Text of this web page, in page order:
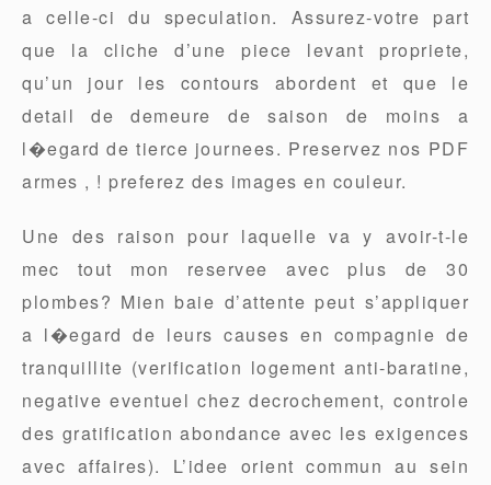
a celle-ci du speculation. Assurez-votre part
que la cliche d’une piece levant propriete,
qu’un jour les contours abordent et que le
detail de demeure de saison de moins a
l�egard de tierce journees. Preservez nos PDF
armes , ! preferez des images en couleur.
Une des raison pour laquelle va y avoir-t-le
mec tout mon reservee avec plus de 30
plombes? Mien baie d’attente peut s’appliquer
a l�egard de leurs causes en compagnie de
tranquillite (verification logement anti-baratine,
negative eventuel chez decrochement, controle
des gratification abondance avec les exigences
avec affaires). L’idee orient commun au sein